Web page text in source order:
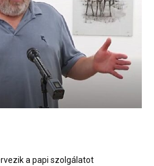
a papi szolgálatot